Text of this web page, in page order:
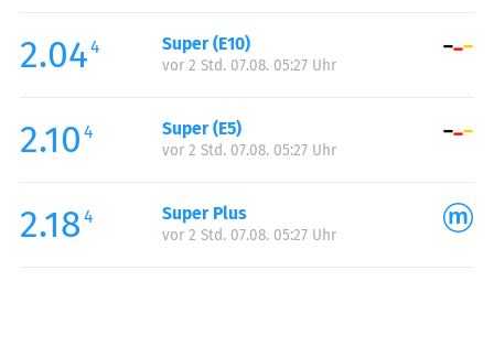
Samstag:
00:00-23:59
Sonntag:
2.044 Super (E10)
vor 2 Std. 07.08. 05:27 Uhr
2.10 4 Super (E5)
vor 2 Std. 07.08. 05:27 Uhr
2.18 4 Super Plus
vor 2 Std. 07.08. 05:27 Uhr